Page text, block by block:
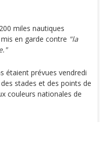
miles nautiques
en garde contre "la
étaient prévues vendredi
stades et des points de
couleurs nationales de